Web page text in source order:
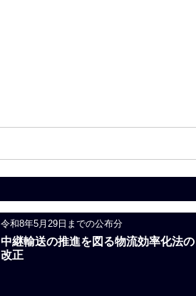
令和8年5月29日までの公布分
中継輸送の推進を図る物流効率化法の
改正